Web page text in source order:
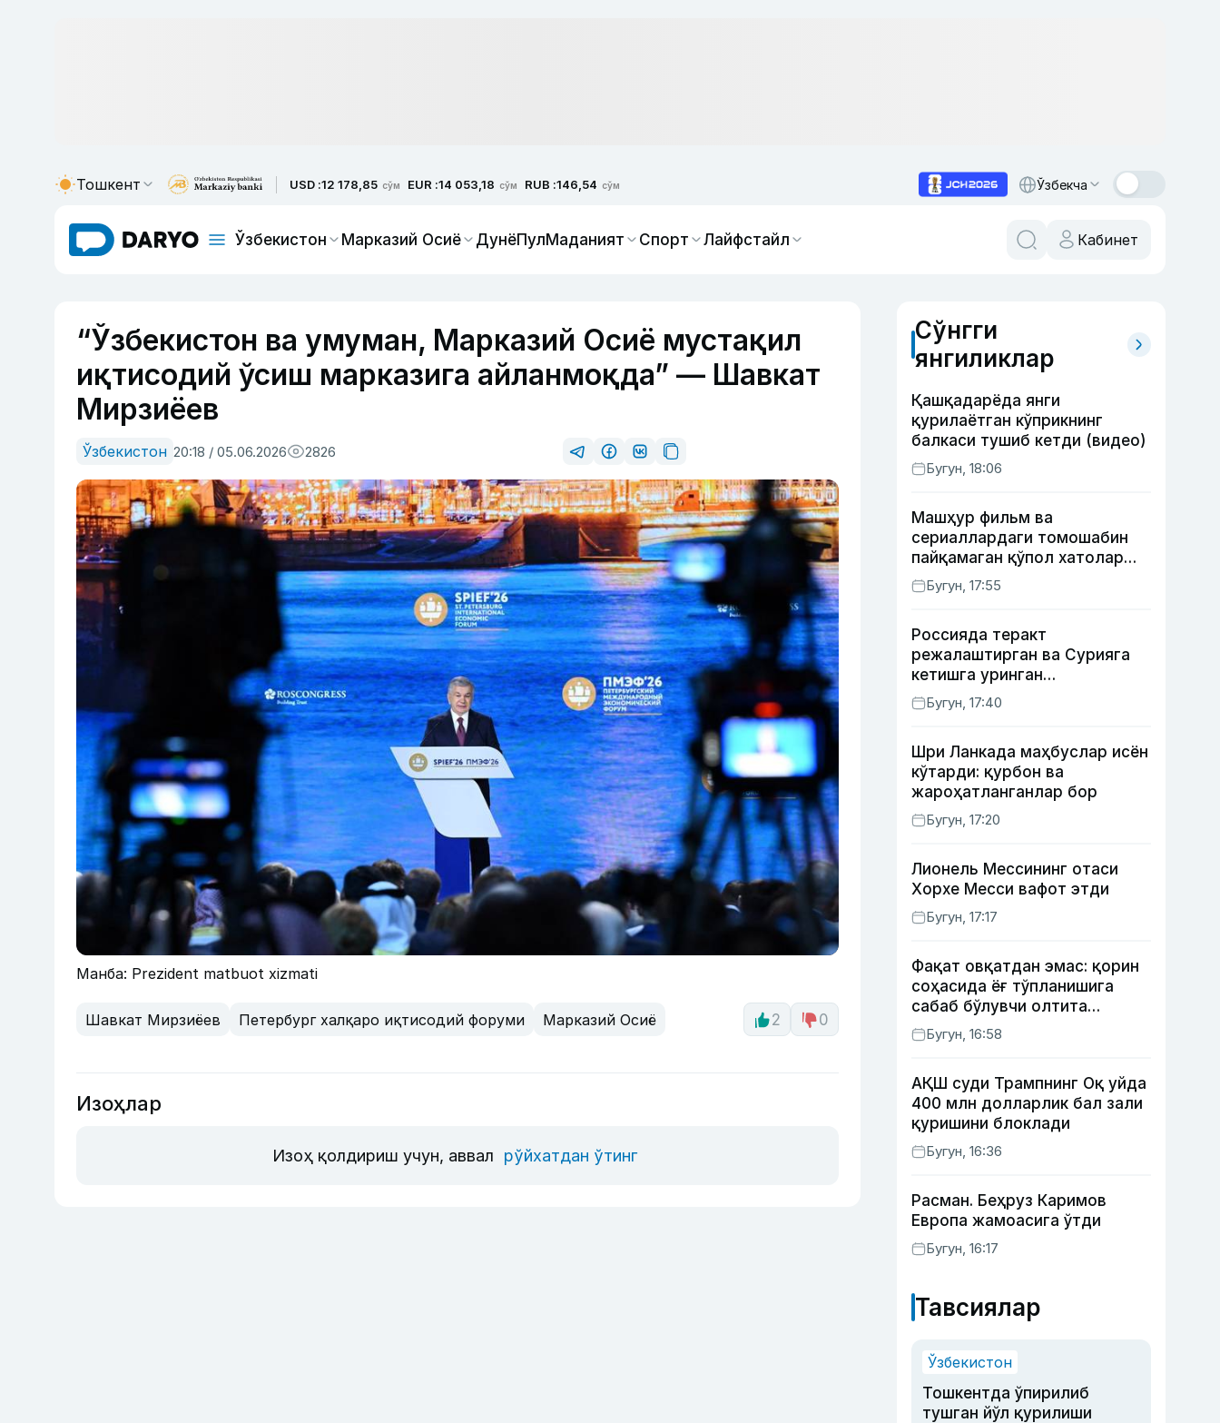
Тошкент USD :12 178,85 сўм EUR :14 053,18 сўм RUB :146,54 сўм Ўзбекча
Ўзбекистон Марказий Осиё ДунёПулМаданият Спорт Лайфстайл Кабинет
“Ўзбекистон ва умуман, Марказий Осиё мустақил
иқтисодий ўсиш марказига айланмоқда” — Шавкат
Мирзиёев
Ўзбекистон 20:18 / 05.06.2026 2826
Манба: Prezident matbuot xizmati
Шавкат Мирзиёев Петербург халқаро иқтисодий форуми Марказий Осиё 2 0
Изоҳлар
Изоҳ қолдириш учун, аввал рўйхатдан ўтинг
Сўнгги
янгиликлар
Қашқадарёда янги
қурилаётган кўприкнинг
балкаси тушиб кетди (видео)
Бугун, 18:06
Машҳур фильм ва
сериаллардаги томошабин
пайқамаган қўпол хатолар
(фото)
Бугун, 17:55
Россияда теракт
режалаштирган ва Сурияга
кетишга уринган
сурхондарёлик 4 нафар йигит
қамалди
Бугун, 17:40
Шри Ланкада маҳбуслар исён
кўтарди: қурбон ва
жароҳатланганлар бор
Бугун, 17:20
Лионель Мессининг отаси
Хорхе Месси вафот этди
Бугун, 17:17
Фақат овқатдан эмас: қорин
соҳасида ёғ тўпланишига
сабаб бўлувчи олтита
зарарли одат
Бугун, 16:58
АҚШ суди Трампнинг Оқ уйда
400 млн долларлик бал зали
қуришини блоклади
Бугун, 16:36
Расман. Беҳруз Каримов
Европа жамоасига ўтди
Бугун, 16:17
Тавсиялар
Ўзбекистон
Тошкентда ўпирилиб
тушган йўл қурилиши